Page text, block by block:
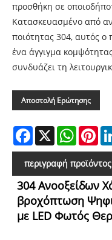
προσθήκη σε
Κατασκευασμένο από
ποιότητας 304, αυτός ο
ένα άγγιγμα
συνδυάζει τη
Αποστολή Ερώτησης
Facebook
X
περιγραφή προϊόντος
304 Ανοοξείδων
βροχόπτωση
με LED Φωτός